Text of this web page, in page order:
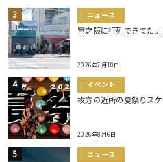
ニュース
宮之阪に行列できてた
2026年7月10日
イベント
枚方の近所の夏祭りス
2026年8月6日
ニュース